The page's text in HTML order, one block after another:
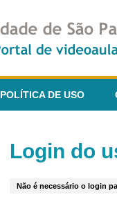
POLÍTICA DE USO
Login do
Não é necessário o login